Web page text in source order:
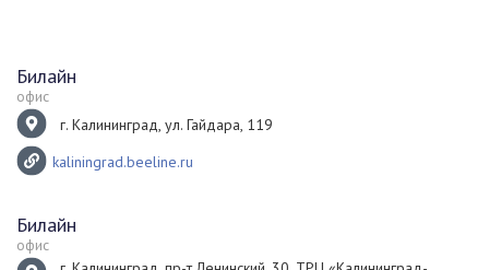
Билайн
офис
г. Калининград, ул. Гайдара, 119
kaliningrad.beeline.ru
Билайн
офис